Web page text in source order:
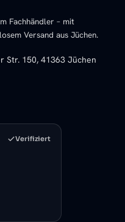
Fachhändler – mit
Versand aus Jüchen.
Str. 150, 41363 Jüchen
Verifiziert